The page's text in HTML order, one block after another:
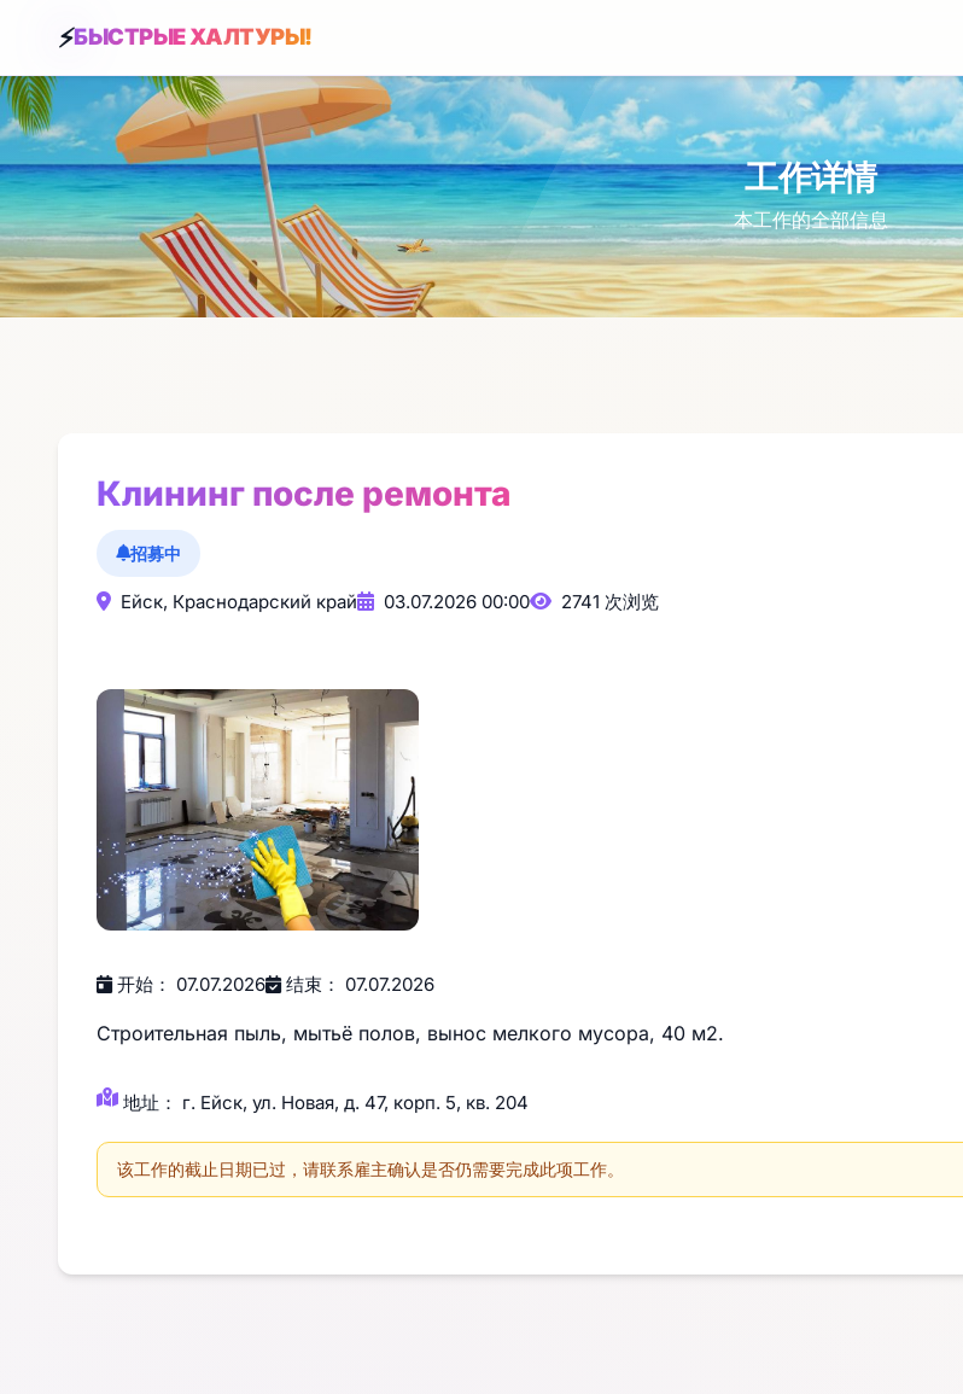
БЫСТРЫЕ ХАЛТУРЫ!
工作详情
本工作的全部信息
Клининг после ремонта
招募中
Ейск, Краснодарский край 03.07.2026 00:00 2741 次浏览
开始： 07.07.2026 结束： 07.07.2026
Строительная пыль, мытьё полов, вынос мелкого мусора, 40 м2.
地址： г. Ейск, ул. Новая, д. 47, корп. 5, кв. 204
该工作的截止日期已过，请联系雇主确认是否仍需要完成此项工作。